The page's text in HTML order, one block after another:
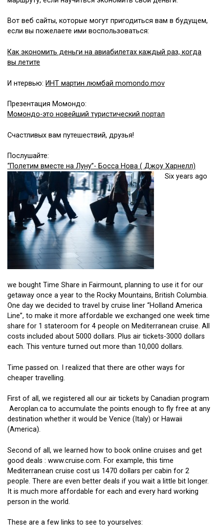
Вот веб сайты, которые могут пригодиться вам в будущем,
если вы пожелаете ими воспользоваться:
Как экономить деньги на авиабилетах каждый раз, когда
вы летите
И нтервью: ИНТ мартин люмбай momondo.mov
Презентация Момондо:
Момондо-это новейший туристический портал
Счастливых вам путешествий, друзья!
Послушайте:
“Полетим вместе на Луну”- Босса Нова ( Джоу Харнелл)
Six years ago
we bought Time Share in Fairmount, planning to use it for our
getaway once a year to the Rocky Mountains, British Columbia.
One day we decided to travel by cruise liner “Holland America
Line”, to make it more affordable we exchanged one week time
share for 1 stateroom for 4 people on Mediterranean cruise. All
costs included about 5000 dollars. Plus air tickets-3000 dollars
each. This venture turned out more than 10,000 dollars.
Time passed on. I realized that there are other ways for
cheaper travelling.
First of all, we registered all our air tickets by Canadian program
Aeroplan.ca to accumulate the points enough to fly free at any
destination whether it would be Venice (Italy) or Hawaii
(America).
Second of all, we learned how to book online cruises and get
good deals : www.cruise.com. For example, this time
Mediterranean cruise cost us 1470 dollars per cabin for 2
people. There are even better deals if you wait a little bit longer.
It is much more affordable for each and every hard working
person in the world.
These are a few links to see to yourselves: